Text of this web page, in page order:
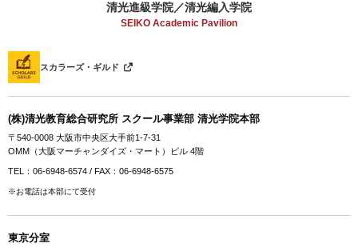
清光進級学院／清光編入学院
SEIKO Academic Pavilion
スカラーズ・ギルド
(株)清光教育総合研究所 スクール事業部 清光学院本部
〒540-0008 大阪市中央区大手前1-7-31
OMM（大阪マーチャンダイズ・マート）ビル 4階
TEL：06-6948-6574 / FAX：06-6948-6575
※お電話は本部にて受付
東京分室